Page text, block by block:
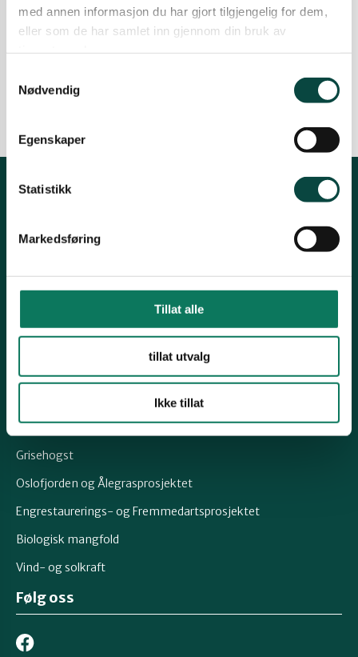
med annen informasjon du har gjort tilgjengelig for dem,
eller som de har samlet inn gjennom din bruk av
Nødvendig
Egenskaper
Statistikk
Markedsføring
Tillat alle
tillat utvalg
Ikke tillat
Viken Park-utbyggingen og arealinngrep i
naturen var temaet for foredraget på St.
Kirkegaten 31B, 1632 Fredrikstad
Tlf: 41269231
post@naturostfold.no
Organisasjonsnummer: 971248149
Kontonummer: 15037691426
Snarveier
Viken Park
Grisehogst
Oslofjorden og Ålegrasprosjektet
Engrestaurerings- og Fremmedartsprosjektet
Biologisk mangfold
Vind- og solkraft
Følg oss